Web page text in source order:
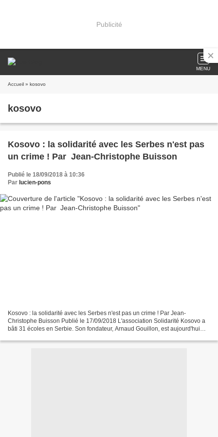
Publicité
MENU
Accueil » kosovo
kosovo
Kosovo : la solidarité avec les Serbes n'est pas
un crime ! Par Jean-Christophe Buisson
Publié le 18/09/2018 à 10:36
Par lucien-pons
Kosovo : la solidarité avec les Serbes n'est pas un crime ! Par Jean-
Christophe Buisson Publié le 17/09/2018 L'association Solidarité Kosovo a
bâti 31 écoles en Serbie. Son fondateur, Arnaud Gouillon, est aujourd'hui